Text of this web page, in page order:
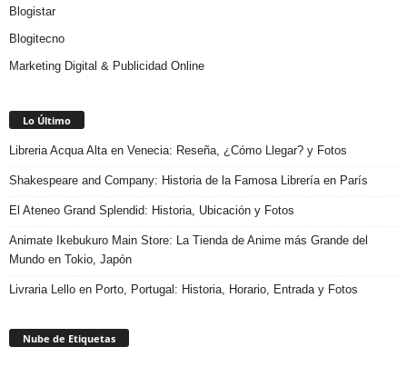
Blogistar
Blogitecno
Marketing Digital & Publicidad Online
Lo Último
Libreria Acqua Alta en Venecia: Reseña, ¿Cómo Llegar? y Fotos
Shakespeare and Company: Historia de la Famosa Librería en París
El Ateneo Grand Splendid: Historia, Ubicación y Fotos
Animate Ikebukuro Main Store: La Tienda de Anime más Grande del
Mundo en Tokio, Japón
Livraria Lello en Porto, Portugal: Historia, Horario, Entrada y Fotos
Nube de Etiquetas